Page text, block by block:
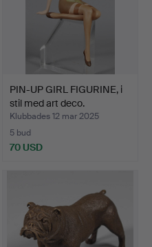
PIN-UP GIRL FIGURINE, i
stil med art deco.
Klubbades 12 mar 2025
5 bud
70 USD